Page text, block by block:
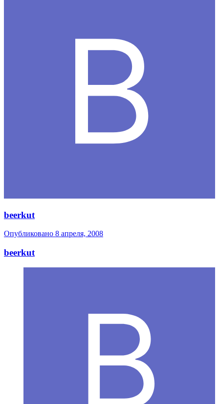
beerkut
Опубликовано 8 апреля, 2008
beerkut